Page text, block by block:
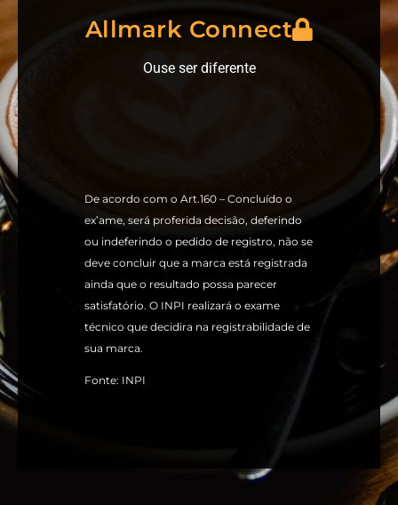
Allmark Connect
Ouse ser diferente
De acordo com o Art.160 – Concluído o
ex’ame, será proferida decisão, deferindo
ou indeferindo o pedido de registro, não se
deve concluir que a marca está registrada
ainda que o resultado possa parecer
satisfatório. O INPI realizará o exame
técnico que decidira na registrabilidade de
sua marca.
Fonte: INPI